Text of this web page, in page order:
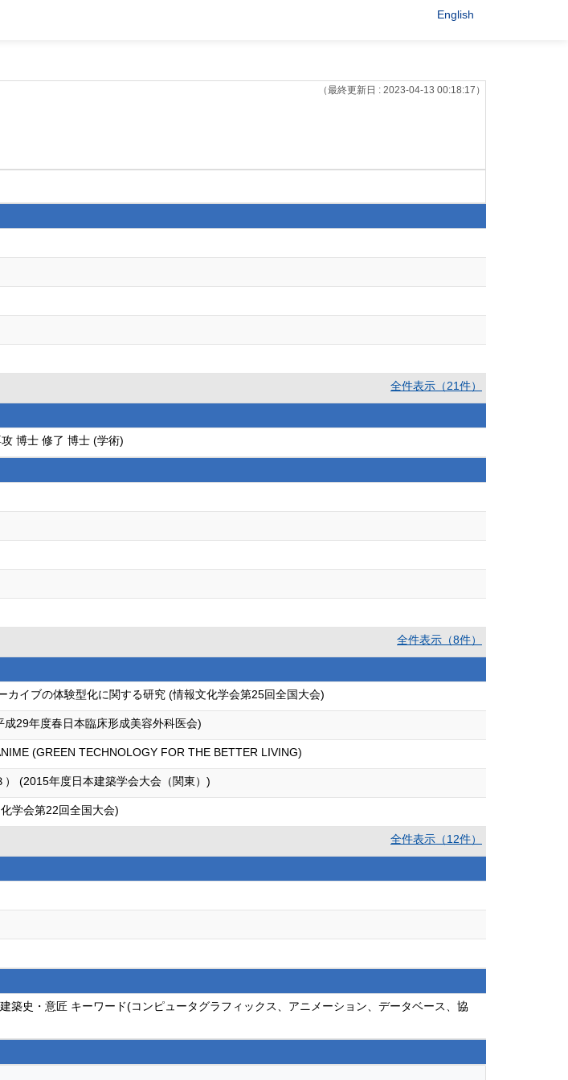
English
（最終更新日 : 2023-04-13 00:18:17）
全件表示（21件）
博士 修了 博士 (学術)
全件表示（8件）
カイブの体験型化に関する研究 (情報文化学会第25回全国大会)
29年度春日本臨床形成美容外科医会)
(GREEN TECHNOLOGY FOR THE BETTER LIVING)
(2015年度日本建築学会大会（関東）)
学会第22回全国大会)
全件表示（12件）
史・意匠 キーワード(コンピュータグラフィックス、アニメーション、データベース、協